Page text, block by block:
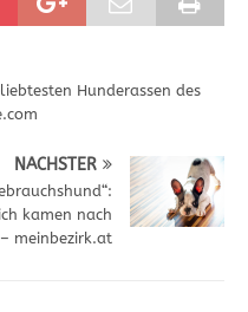
Hunderassen des
NÄCHSTER
kamen nach
meinbezirk.at